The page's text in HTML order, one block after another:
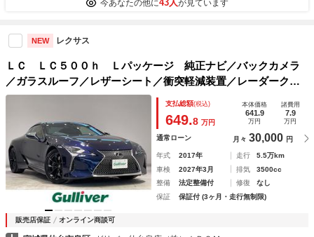
今あなたの他に43人が見ています
NEW レクサス
ＬＣ ＬＣ５００ｈ Ｌパッケージ 純正ナビ／バックカメラ
／ガラスルーフ／レザーシート／衝突軽減装置／レーダークル
ーズコントロール／レーンキープアシスト／コーナーセンサー
／オートブレーキホールド／ブラインドアシストスポット／禁
支払総額(税込)
649.8 万円
本体価格
641.9
万円
諸費用
7.9
万円
通常ローン 月々 30,000 円
年式 2017年 走行
5.5万km
車検
2027年3月 排気
3500cc
整備
法定整備付 修復
なし
保証
保証付 (3ヶ月・走行無制限)
販売店保証 オンライン商談可